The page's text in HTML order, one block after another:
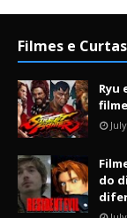
Filmes e Curtas
Ryu
do